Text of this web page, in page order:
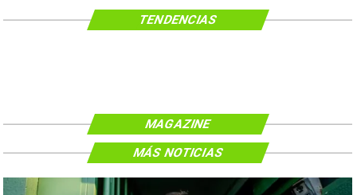
TENDENCIAS
MAGAZINE
MÁS NOTICIAS